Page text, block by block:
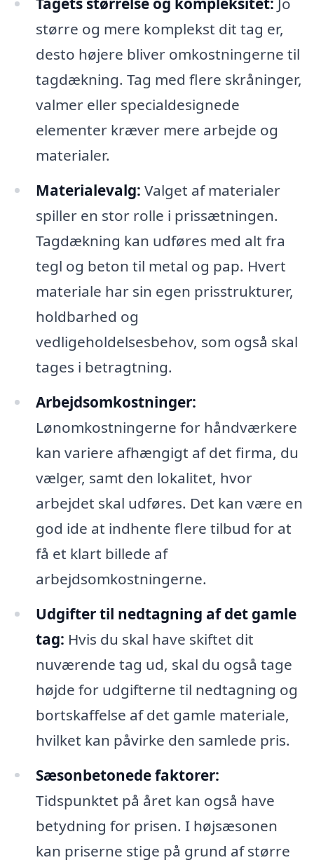
større og mere komplekst dit tag er,
desto højere bliver omkostningerne til
tagdækning. Tag med flere skråninger,
valmer eller specialdesignede
elementer kræver mere arbejde og
materialer.
Materialevalg: Valget af materialer
spiller en stor rolle i prissætningen.
Tagdækning kan udføres med alt fra
tegl og beton til metal og pap. Hvert
materiale har sin egen prisstrukturer,
holdbarhed og
vedligeholdelsesbehov, som også skal
tages i betragtning.
Arbejdsomkostninger:
Lønomkostningerne for håndværkere
kan variere afhængigt af det firma, du
vælger, samt den lokalitet, hvor
arbejdet skal udføres. Det kan være en
god ide at indhente flere tilbud for at
få et klart billede af
arbejdsomkostningerne.
Udgifter til nedtagning af det gamle
tag: Hvis du skal have skiftet dit
nuværende tag ud, skal du også tage
højde for udgifterne til nedtagning og
bortskaffelse af det gamle materiale,
hvilket kan påvirke den samlede pris.
Sæsonbetonede faktorer:
Tidspunktet på året kan også have
betydning for prisen. I højsæsonen
kan priserne stige på grund af større